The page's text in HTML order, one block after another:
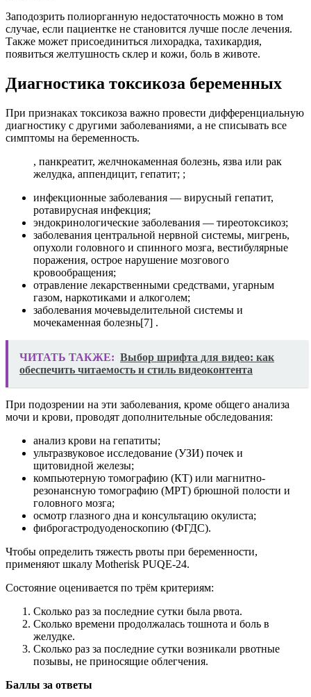
Заподозрить полиорганную недостаточность можно в том
случае, если пациентке не становится лучше после лечения.
Также может присоединиться лихорадка, тахикардия,
появиться желтушность склер и кожи, боль в животе.
Диагностика токсикоза беременных
При признаках токсикоза важно провести дифференциальную
диагностику с другими заболеваниями, а не списывать все
симптомы на беременность.
, панкреатит, желчнокаменная болезнь, язва или рак
желудка, аппендицит, гепатит; ;
инфекционные заболевания — вирусный гепатит,
ротавирусная инфекция;
эндокринологические заболевания — тиреотоксикоз;
заболевания центральной нервной системы, мигрень,
опухоли головного и спинного мозга, вестибулярные
поражения, острое нарушение мозгового
кровообращения;
отравление лекарственными средствами, угарным
газом, наркотиками и алкоголем;
заболевания мочевыделительной системы и
мочекаменная болезнь[7] .
ЧИТАТЬ ТАКЖЕ: Выбор шрифта для видео: как
обеспечить читаемость и стиль видеоконтента
При подозрении на эти заболевания, кроме общего анализа
мочи и крови, проводят дополнительные обследования:
анализ крови на гепатиты;
ультразвуковое исследование (УЗИ) почек и
щитовидной железы;
компьютерную томографию (КТ) или магнитно-
резонансную томографию (МРТ) брюшной полости и
головного мозга;
осмотр глазного дна и консультацию окулиста;
фиброгастродуоденоскопию (ФГДС).
Чтобы определить тяжесть рвоты при беременности,
применяют шкалу Motherisk PUQE-24.
Состояние оценивается по трём критериям:
Сколько раз за последние сутки была рвота.
Сколько времени продолжалась тошнота и боль в
желудке.
Сколько раз за последние сутки возникали рвотные
позывы, не приносящие облегчения.
Баллы за ответы